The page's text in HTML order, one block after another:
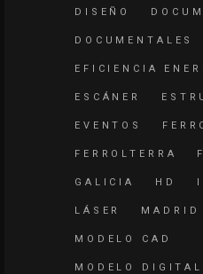
DISEÑO
DOCUMENTALES
EFICIENCIA
ESCÁNER
EVENTOS
FERROLTERRA
GALICIA HD
LÁSER MADRID
MODELO CAD
MODELO